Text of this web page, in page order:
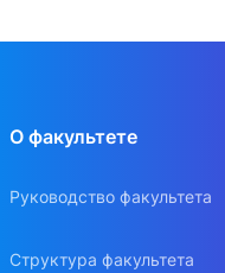
О факультете
Руководство факультета
Структура факультета